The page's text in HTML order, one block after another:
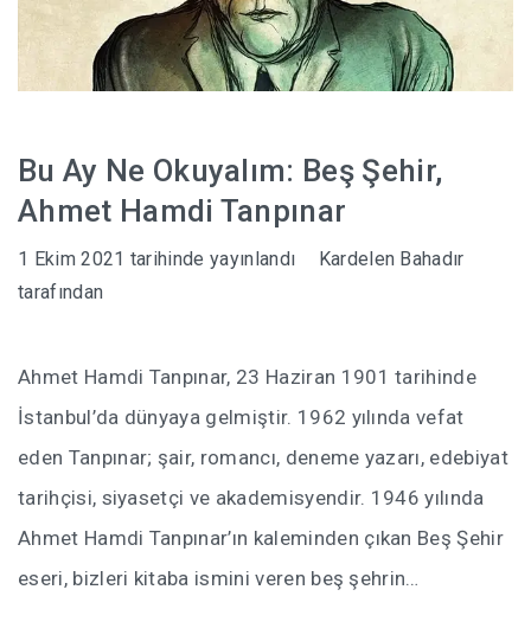
Bu Ay Ne Okuyalım: Beş Şehir,
Ahmet Hamdi Tanpınar
1 Ekim 2021 tarihinde yayınlandı
Kardelen Bahadır
tarafından
Ahmet Hamdi Tanpınar, 23 Haziran 1901 tarihinde
İstanbul’da dünyaya gelmiştir. 1962 yılında vefat
eden Tanpınar; şair, romancı, deneme yazarı, edebiyat
tarihçisi, siyasetçi ve akademisyendir. 1946 yılında
Ahmet Hamdi Tanpınar’ın kaleminden çıkan Beş Şehir
eseri, bizleri kitaba ismini veren beş şehrin…